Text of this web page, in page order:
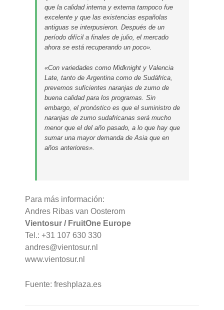
que la calidad interna y externa tampoco fue
excelente y que las existencias españolas
antiguas se interpusieron. Después de un
período difícil a finales de julio, el mercado
ahora se está recuperando un poco».
«Con variedades como Midknight y Valencia
Late, tanto de Argentina como de Sudáfrica,
prevemos suficientes naranjas de zumo de
buena calidad para los programas. Sin
embargo, el pronóstico es que el suministro de
naranjas de zumo sudafricanas será mucho
menor que el del año pasado, a lo que hay que
sumar una mayor demanda de Asia que en
años anteriores».
Para más información:
Andres Ribas van Oosterom
Vientosur / FruitOne Europe
Tel.: +31 107 630 330
andres@vientosur.nl
www.vientosur.nl
Fuente: freshplaza.es